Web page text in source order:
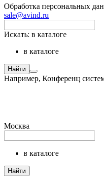
Обработка персональных
sale@avind.ru
Искать: в каталоге
в каталоге
Найти
Например, Конференц
Москва
в каталоге
Найти